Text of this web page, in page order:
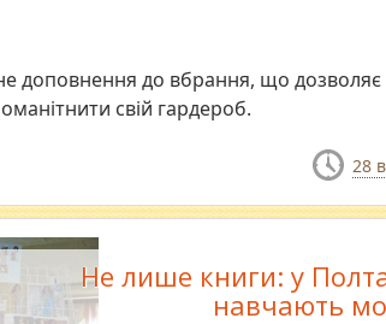
доповнення до вбрання, що
свій гардероб.
28
Не лише книги: у
навчають